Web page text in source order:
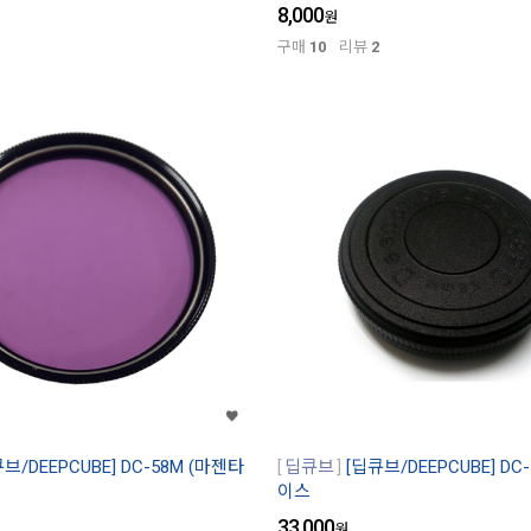
8,000원
구매 10 리뷰 2
브/DEEPCUBE] DC-58M (마젠타 딥큐브
[딥큐브/DEEPCUBE]
이스